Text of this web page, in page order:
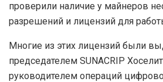
проверили наличие у майнеров
разрешений и лицензий для
Многие из этих лицензий были
председателем SUNACRIP
руководителем операций